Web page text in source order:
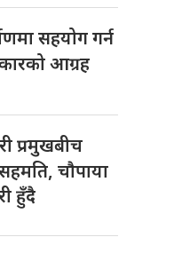
सहयोग गर्न
आग्रह
प्रमुखबीच
चाैपाया
हुँदै